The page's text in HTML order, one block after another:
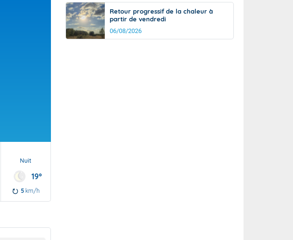
Nuit
19°
5 km/h
Retour progressif de la chaleur à
partir de vendredi
06/08/2026